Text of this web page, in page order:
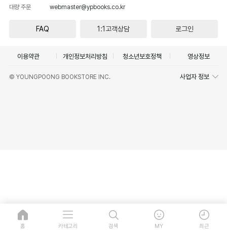
대량 주문
webmaster@ypbooks.co.kr
FAQ 1:1고객상담 로그인
이용약관 개인정보처리방침 청소년보호정책 영상정보
© YOUNGPOONG BOOKSTORE INC. 사업자 정보
홈 카테고리 검색 MY 최근